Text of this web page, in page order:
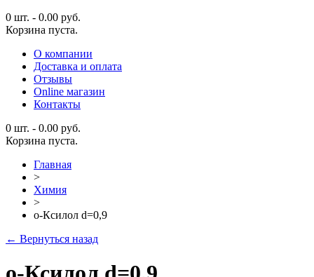
0 шт. - 0.00 руб.
Корзина пуста.
О компании
Доставка и оплата
Отзывы
Online магазин
Контакты
0 шт. - 0.00 руб.
Корзина пуста.
Главная
>
Химия
>
о-Ксилол d=0,9
← Вернуться назад